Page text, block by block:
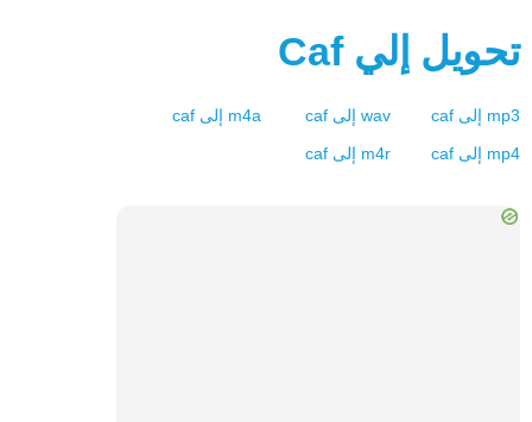
تحويل إلي Caf
mp3 إلى caf
wav إلى caf
m4a إلى caf
mp4 إلى caf
m4r إلى caf